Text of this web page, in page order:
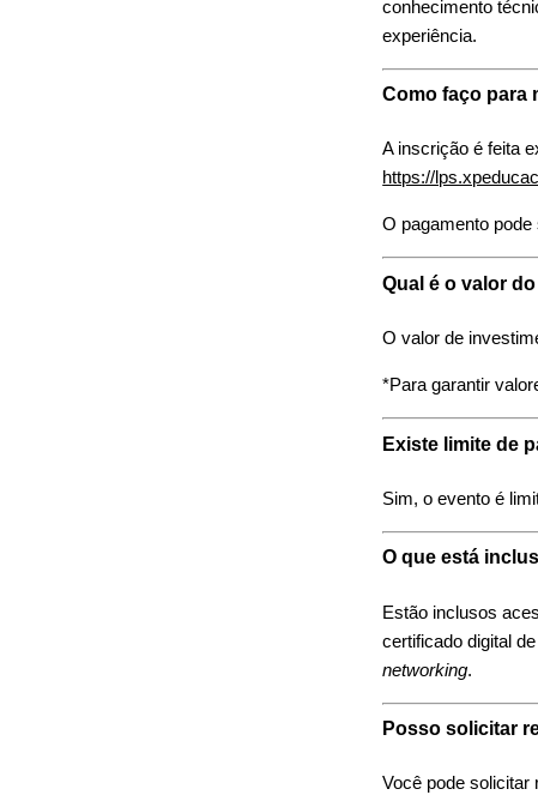
conhecimento
experiência.
Como faço para
A inscrição é feita
https://
O pagamento
Qual é o valor
O valor de
*Para garantir
Existe limite de
Sim, o evento é
O que está
Estão inclusos
certificado digital
networking.
Posso solicitar
Você pode solicitar